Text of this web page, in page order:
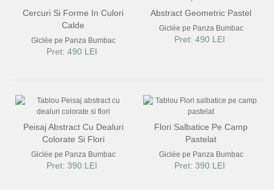
Cercuri Si Forme In Culori
Calde
Giclée pe Panza Bumbac
Pret: 490 LEI
Abstract Geometric Pastel
Giclée pe Panza Bumbac
Pret: 490 LEI
Peisaj Abstract Cu Dealuri
Colorate Si Flori
Giclée pe Panza Bumbac
Pret: 390 LEI
Flori Salbatice Pe Camp
Pastelat
Giclée pe Panza Bumbac
Pret: 390 LEI